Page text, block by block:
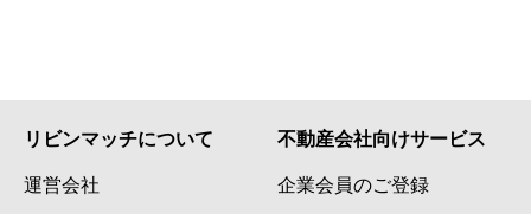
リビンマッチについて
運営会社
不動産会社向けサービス
企業会員のご登録